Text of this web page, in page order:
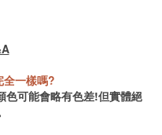
全一樣嗎?
色可能會略有色差!但實體絕